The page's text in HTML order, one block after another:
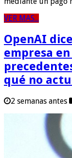
VER MAS...
OpenAI
empresa
qué no
2 semanas antes